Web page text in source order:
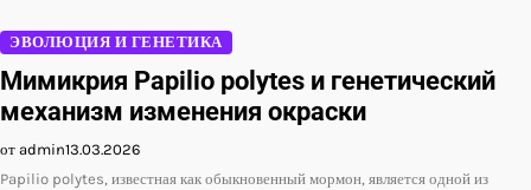
ЭВОЛЮЦИЯ И ГЕНЕТИКА
Мимикрия Papilio polytes и генетический
механизм изменения окраски
от admin13.03.2026
Papilio polytes, известная как обыкновенный мормон, является одной из